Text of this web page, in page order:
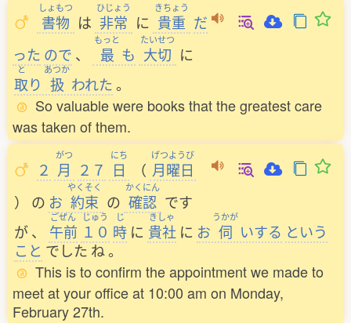
しょもつ
書物 は
ひじょう
非常 に
きちょう
貴重 だ
った ので 、
もっと
最 も
たいせつ
大切 に
と
取り
あつか
扱 われた。
So valuable were books that the greatest care
was taken of them.
２
がつ
月 ２７
にち
日 （
げつようび
月曜日
）
の お
やくそく
約束 の
かくにん
確認 です
が、
ごぜん
午前
じゅう
１０
じ
時 に
きしゃ
貴社 に お
うかが
伺 いする という
こと でした ね。
This is to confirm the appointment we made to
meet at your office at 10:00 am on Monday,
February 27th.